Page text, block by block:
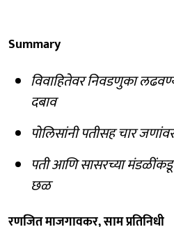
Summary
विवाहितेवर निवडणुका
दबाव
पोलिसांनी पतीसह चार
पती आणि सासरच्या
छळ
रणजित माजगावकर, साम प्रतिनिधी